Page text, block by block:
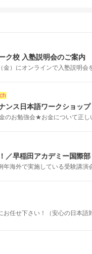
ク校 入塾説明会のご案内
）にオンラインで入塾説明会
ンス日本語ワークショップ
のお勉強会★お金について正し
／早稲田アカデミー国際部
海外で実施している受験講演
お任せ下さい！（安心の日本